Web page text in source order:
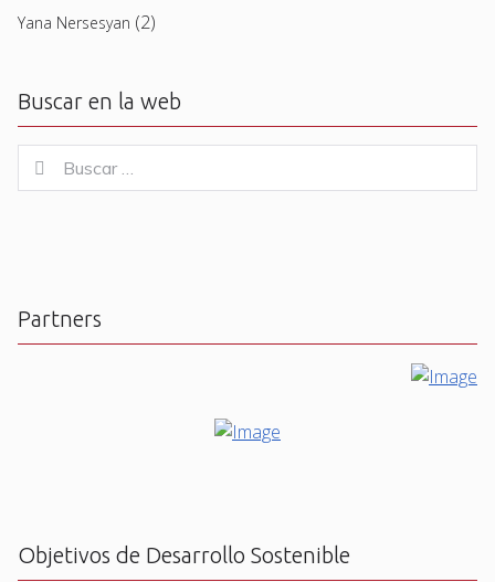
Yana Nersesyan (2)
Buscar en la web
for:
Buscar
Partners
Objetivos de Desarrollo Sostenible